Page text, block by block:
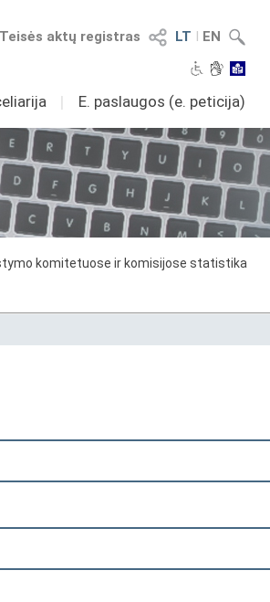
LT I EN
Teisės aktų registras
I E. paslaugos (e. peticija)
komitetuose ir komisijose statistika